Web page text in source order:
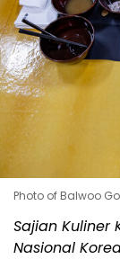
Photo of Balwoo
Sajian Kuliner
Nasional